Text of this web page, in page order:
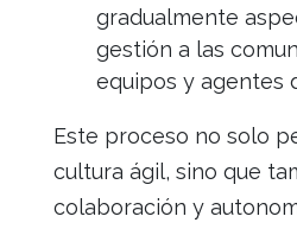
gradualmente
gestión a las
equipos y agentes
Este proceso no solo
cultura ágil, sino que
colaboración y